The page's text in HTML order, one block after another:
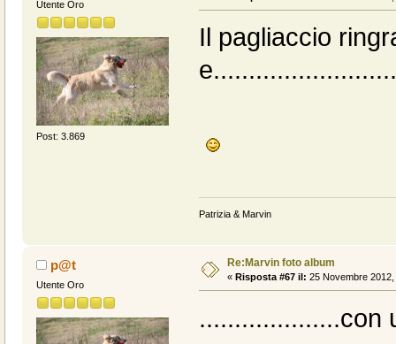
Utente Oro
Post: 3.869
Il pagliaccio
Patrizia & Marvin
p@t
Utente Oro
Re:Marvin foto album
« Risposta #67 il: 25 Novembre